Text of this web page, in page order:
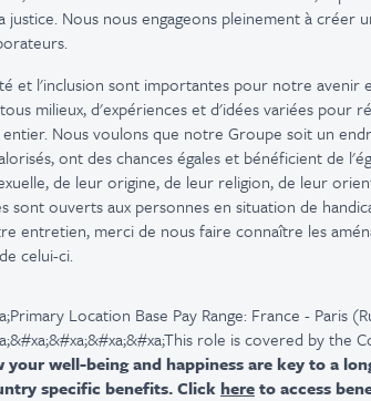
justice. Nous nous engageons pleinement à
et l'inclusion sont importantes pour notre avenir
milieux, d'expériences et d'idées variées pour
Nous voulons que notre Groupe soit un
ont des chances égales et bénéficient de
de leur origine, de leur religion, de leur
sont ouverts aux personnes en situation de
entretien, merci de nous faire connaître les
celui-ci.
Location Base Pay Range: France - Paris
role is covered by the
your well-being and happiness are key to a
specific benefits. Click hereto access